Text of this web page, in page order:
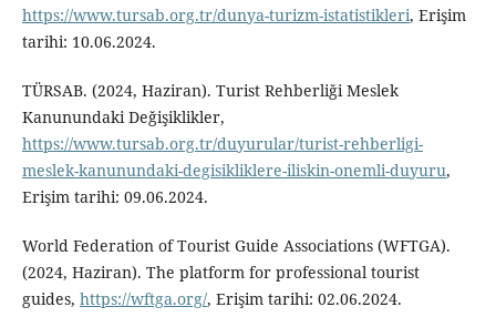
https://www.tursab.org.tr/dunya-turizm-istatistikleri, Erişim
tarihi: 10.06.2024.
TÜRSAB. (2024, Haziran). Turist Rehberliği Meslek
Kanunundaki Değişiklikler,
https://www.tursab.org.tr/duyurular/turist-rehberligi-
meslek-kanunundaki-degisikliklere-iliskin-onemli-duyuru,
Erişim tarihi: 09.06.2024.
World Federation of Tourist Guide Associations (WFTGA).
(2024, Haziran). The platform for professional tourist
guides, https://wftga.org/, Erişim tarihi: 02.06.2024.